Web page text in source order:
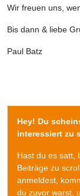
Wir freuen uns,
Bis dann & liebe
Paul Batz
Hey! Du
interessiert zu
Hast du es satt,
Beiträge zu
anmeldest,
du zuvor warst,